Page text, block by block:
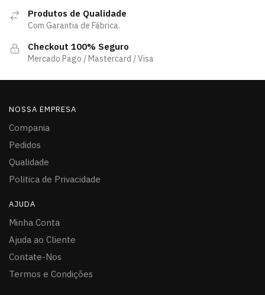
Produtos de Qualidade
Com Garantia de Fábrica.
Checkout 100% Seguro
Mercado Pago / Mastercard / Visa
NOSSA EMPRESA
Compania
Pedidos
Qualidade
Politica de Privacidade
AJUDA
Minha Conta
Ajuda ao Cliente
Contate-Nos
Termos e Condições